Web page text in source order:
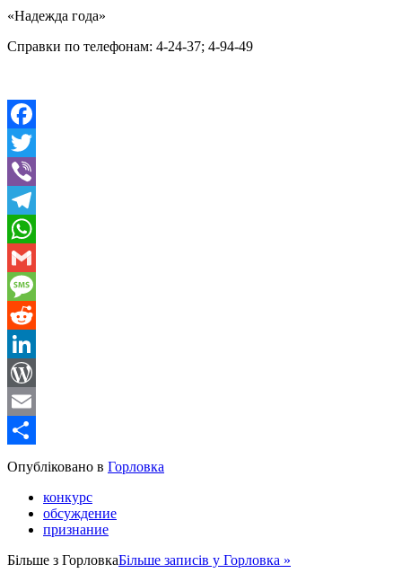
«Надежда года»
Справки по телефонам: 4-24-37; 4-94-49
Facebook
Twitter
Viber
Telegram
WhatsApp
Gmail
Message
Reddit
LinkedIn
WordPress
Email
Share
Опубліковано в Горловка
конкурс
обсуждение
признание
Більше з ГорловкаБільше записів у Горловка »